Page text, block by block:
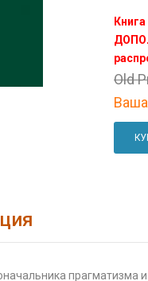
Old
прагматизма